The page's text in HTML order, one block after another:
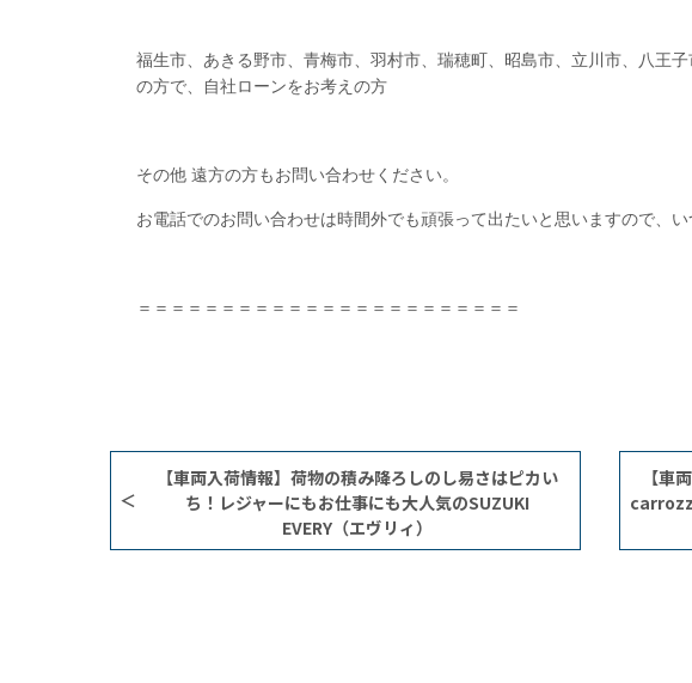
福生市、あきる野市、青梅市、羽村市、瑞穂町、昭島市、立川市、八王
の方で、自社ローンをお考えの方
その他 遠方の方もお問い合わせください。
お電話でのお問い合わせは時間外でも頑張って出たいと思いますので、
＝＝＝＝＝＝＝＝＝＝＝＝＝＝＝＝＝＝＝＝＝＝＝
【車両入荷情報】荷物の積み降ろしのし易さはピカい
ち！レジャーにもお仕事にも大人気のSUZUKI
EVERY（エヴリィ）
【車